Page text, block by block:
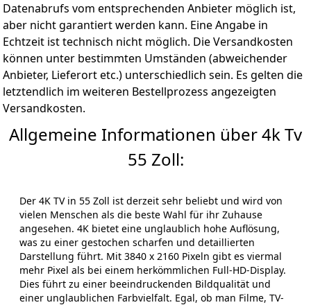
Datenabrufs vom entsprechenden Anbieter möglich ist,
aber nicht garantiert werden kann. Eine Angabe in
Echtzeit ist technisch nicht möglich. Die Versandkosten
können unter bestimmten Umständen (abweichender
Anbieter, Lieferort etc.) unterschiedlich sein. Es gelten die
letztendlich im weiteren Bestellprozess angezeigten
Versandkosten.
Allgemeine Informationen über 4k Tv
55 Zoll:
Der 4K TV in 55 Zoll ist derzeit sehr beliebt und wird von
vielen Menschen als die beste Wahl für ihr Zuhause
angesehen. 4K bietet eine unglaublich hohe Auflösung,
was zu einer gestochen scharfen und detaillierten
Darstellung führt. Mit 3840 x 2160 Pixeln gibt es viermal
mehr Pixel als bei einem herkömmlichen Full-HD-Display.
Dies führt zu einer beeindruckenden Bildqualität und
einer unglaublichen Farbvielfalt. Egal, ob man Filme, TV-